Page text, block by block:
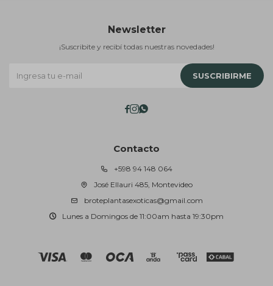
Contacto
+598 94 148 064
José Ellauri 485, Montevideo
broteplantasexoticas@gmail.com
Lunes a Domingos de 11:00am hasta 19:30pm
Newsletter
¡Suscribite y recibí todas nuestras novedades!
SUSCRIBIRME
